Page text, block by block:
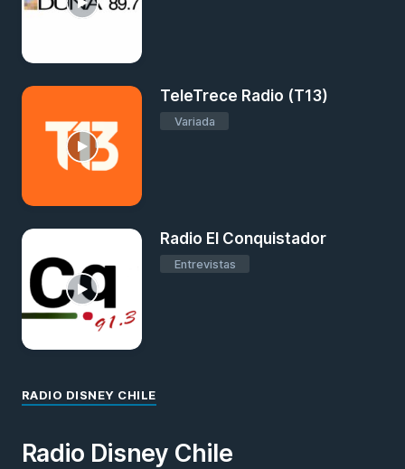
TeleTrece Radio (T13)
Variada
Radio El Conquistador
Entrevistas
RADIO DISNEY CHILE
Radio Disney Chile